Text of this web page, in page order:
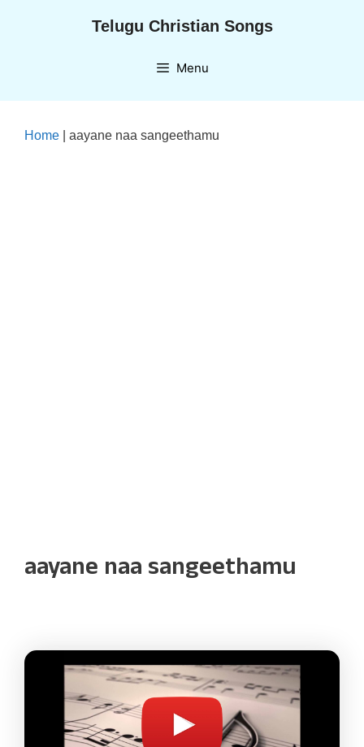
Telugu Christian Songs
Menu
Home aayane naa sangeethamu
aayane naa sangeethamu